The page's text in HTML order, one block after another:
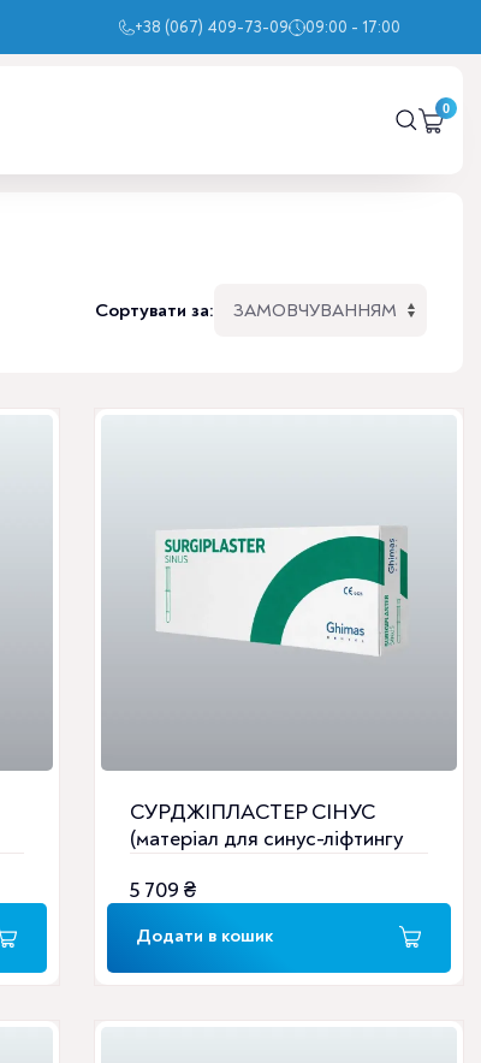
+38 (067) 409-73-09 09:00 - 17:00
Сортувати за:
СУРДЖІПЛАСТЕР СІНУС
(матеріал для синус-ліфтингу
5 709 ₴
Додати в кошик